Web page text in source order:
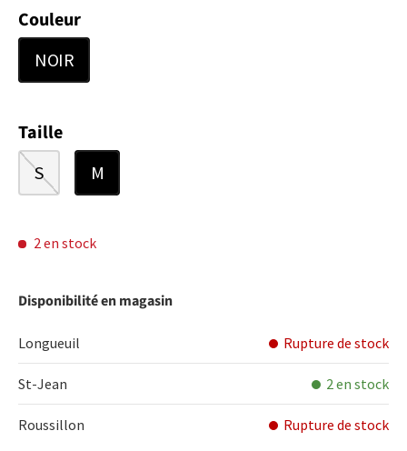
Couleur
NOIR
Taille
S M
2 en stock
Disponibilité en magasin
Longueuil Rupture de stock
St-Jean 2 en stock
Roussillon Rupture de stock